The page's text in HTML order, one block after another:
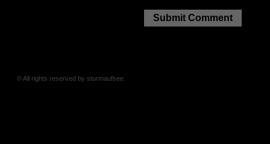
© All rights reserved by sturmaufsee.